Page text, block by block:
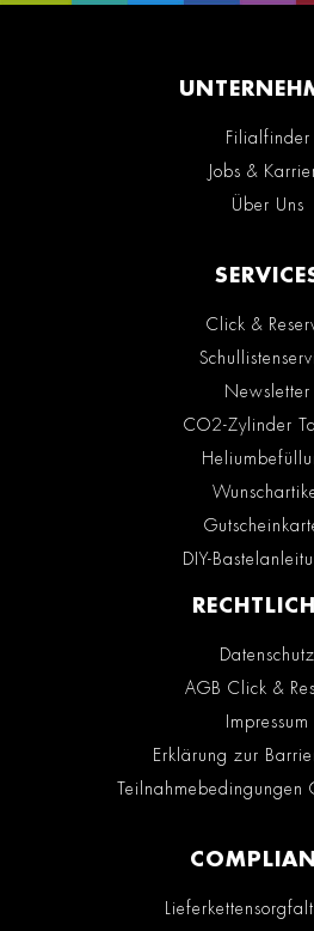
Filialfinder
Jobs &
Über Uns
Click &
Newsletter
CO2-Zylinder
DIY-
Datenschutz
AGB Click &
Impressum
Erklärung zur
Teilnahmebedingungen